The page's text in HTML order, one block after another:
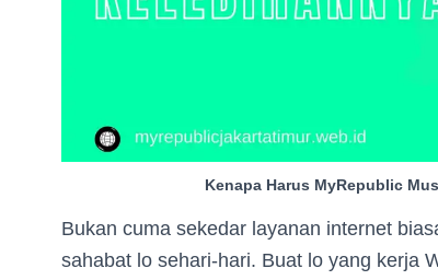
Kenapa Harus MyRepublic
Bukan cuma sekedar layanan internet
sahabat lo sehari-hari. Buat lo yang kerja